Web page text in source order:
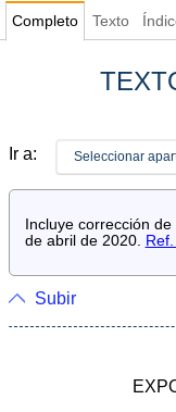
Completo Texto
Ir a: Seleccionar
Incluye corrección
de abril de 2020.
Subir